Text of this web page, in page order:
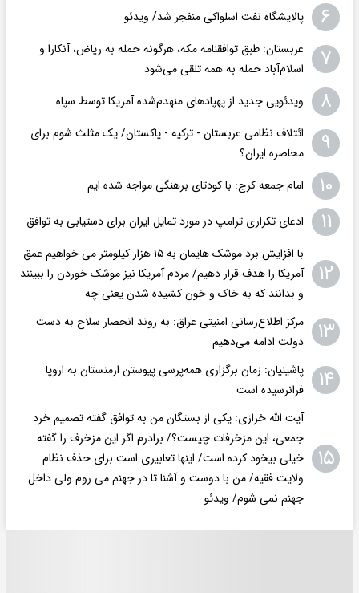
۶ پالایشگاه نفت اسلواکی منفجر شد/ ویدئو
۷
عربستان: طبق توافقنامه مکه، هرگونه حمله به ریاض، آنکارا و
اسلام‌آباد حمله به همه تلقی می‌شود
۸ ویدئویی جدید از پهپادهای منهدم‌شده آمریکا توسط سپاه
۹
ائتلاف نظامی عربستان - ترکیه - پاکستان/ یک مثلث شوم برای
محاصره ایران؟
۱۰ امام جمعه کرج: با کودتای برهنگی مواجه شده ایم
۱۱ ادعای تکراری ترامپ در مورد تمایل ایران برای دستیابی به توافق
۱۲
با افزایش برد موشک هایمان به ۱۵ هزار کیلومتر می خواهیم عمق
آمریکا را هدف قرار دهیم/ مردم آمریکا نیز موشک خوردن را ببینند
و بدانند که به خاک و خون کشیده شدن یعنی چه
۱۳
مرکز اطلاع‌رسانی امنیتی عراق: به روند انحصار سلاح به دست
دولت ادامه می‌دهیم
۱۴
پاشینیان: زمان برگزاری همه‌پرسی پیوستن ارمنستان به اروپا
فرانرسیده است
۱۵
آیت الله خرازی: یکی از بستگان من به توافق گفته تصمیم خرد
جمعی، این مزخرفات چیست؟/ برادرم اگر این مزخرف را گفته
خیلی بیخود کرده است/ اینها تعابیری است برای حذف نظام
ولایت فقیه/ من با دوست و آشنا تا در جهنم می روم ولی داخل
جهنم نمی شوم/ ویدئو